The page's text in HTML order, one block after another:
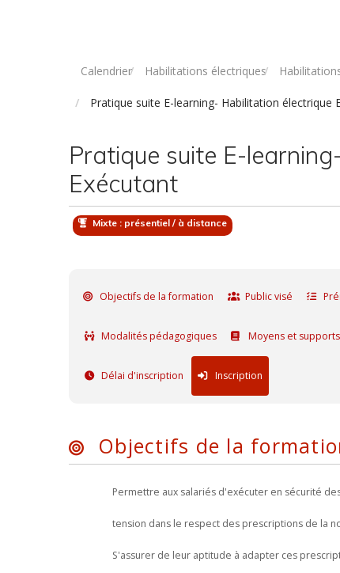
Calendrier Habilitations électriques
Pratique suite E-learning- Habilitation électrique
Pratique suite E-
Exécutant
Mixte : présentiel / à distance
Objectifs de la formation Public visé
Modalités pédagogiques Moyens et
Délai d'inscription Inscription
Objectifs de la
Permettre aux salariés d'exécuter en sécurité
tension dans le respect des prescriptions de la
S'assurer de leur aptitude à adapter ces